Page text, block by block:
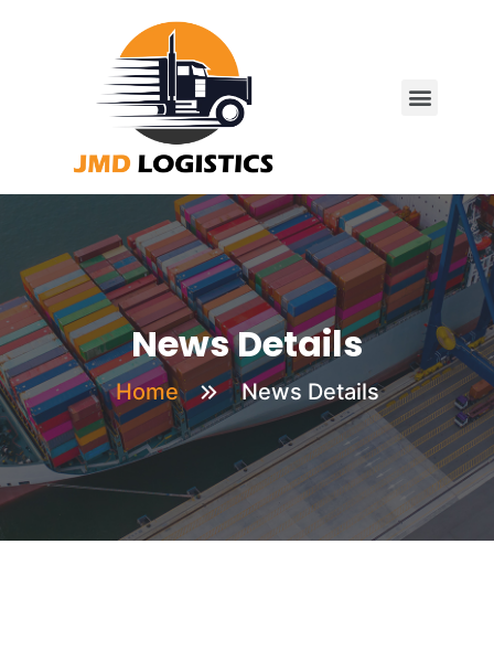
News Details
Home News Details